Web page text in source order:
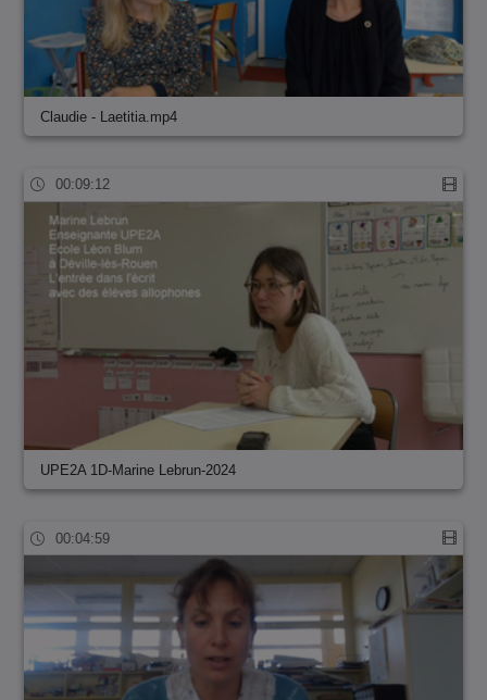
Claudie - Laetitia.mp4
00:09:12
UPE2A 1D-Marine Lebrun-2024
00:04:59